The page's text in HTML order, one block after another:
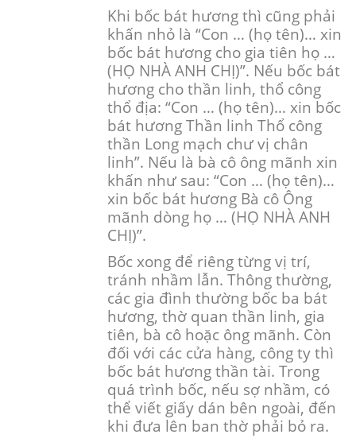
Khi bốc bát hương thì cũng phải
khấn nhỏ là “Con … (họ tên)… xin
bốc bát hương cho gia tiên họ …
(HỌ NHÀ ANH CHỊ)”. Nếu bốc bát
hương cho thần linh, thổ công
thổ địa: “Con … (họ tên)… xin bốc
bát hương Thần linh Thổ công
thần Long mạch chư vị chân
linh”. Nếu là bà cô ông mãnh xin
khấn như sau: “Con … (họ tên)…
xin bốc bát hương Bà cô Ông
mãnh dòng họ … (HỌ NHÀ ANH
CHỊ)”.
Bốc xong để riêng từng vị trí,
tránh nhầm lẫn. Thông thường,
các gia đình thường bốc ba bát
hương, thờ quan thần linh, gia
tiên, bà cô hoặc ông mãnh. Còn
đối với các cửa hàng, công ty thì
bốc bát hương thần tài. Trong
quá trình bốc, nếu sợ nhầm, có
thể viết giấy dán bên ngoài, đến
khi đưa lên ban thờ phải bỏ ra.